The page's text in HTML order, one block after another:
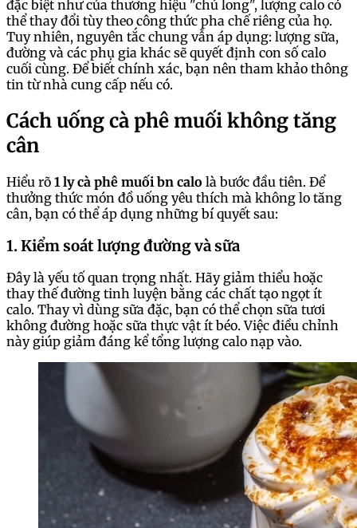
đặc biệt như của thương hiệu "chú long", lượng calo có
thể thay đổi tùy theo công thức pha chế riêng của họ.
Tuy nhiên, nguyên tắc chung vẫn áp dụng: lượng sữa,
đường và các phụ gia khác sẽ quyết định con số calo
cuối cùng. Để biết chính xác, bạn nên tham khảo thông
tin từ nhà cung cấp nếu có.
Cách uống cà phê muối không tăng
cân
Hiểu rõ 1 ly cà phê muối bn calo là bước đầu tiên. Để
thưởng thức món đồ uống yêu thích mà không lo tăng
cân, bạn có thể áp dụng những bí quyết sau:
1. Kiểm soát lượng đường và sữa
Đây là yếu tố quan trọng nhất. Hãy giảm thiểu hoặc
thay thế đường tinh luyện bằng các chất tạo ngọt ít
calo. Thay vì dùng sữa đặc, bạn có thể chọn sữa tươi
không đường hoặc sữa thực vật ít béo. Việc điều chỉnh
này giúp giảm đáng kể tổng lượng calo nạp vào.